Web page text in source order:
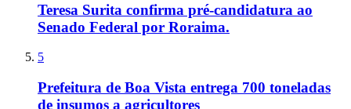
Teresa Surita confirma pré-candidatura ao
Senado Federal por Roraima.
5
Prefeitura de Boa Vista entrega 700 toneladas
de insumos a agricultores